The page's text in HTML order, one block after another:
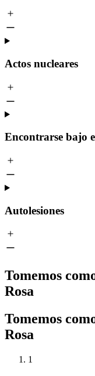
Actos nucleares
Encontrarse bajo
Autolesiones
Tomemos
Rosa
Tomemos
Rosa
1